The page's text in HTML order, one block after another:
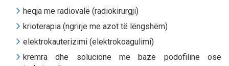
heqja me radiovalë (radiokirurgji)
krioterapia (ngrirje me azot të lëngshëm)
elektrokauterizimi (elektrokoagulimi)
kremra dhe solucione me bazë podofiline ose